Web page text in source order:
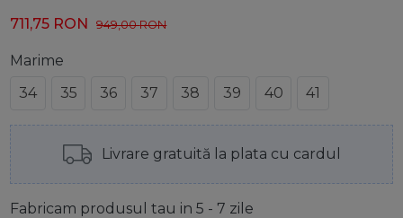
711,75 RON 949,00RON
Marime
34
35 36 37 38 39 40 41
Livrare gratuită la plata cu cardul
Fabricam produsul tau in 5 - 7 zile